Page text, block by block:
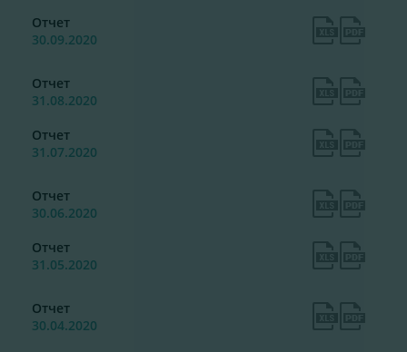
Отчет
30.09.2020
Отчет
31.08.2020
Отчет
31.07.2020
Отчет
30.06.2020
Отчет
31.05.2020
Отчет
30.04.2020